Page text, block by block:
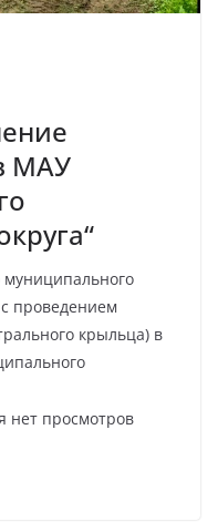
МАУ
проведением
крыльца) в
нет просмотров